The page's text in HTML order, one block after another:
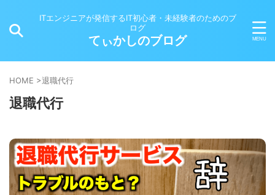
ITエンジニアが発信するIT初心者・未経験者のためのブ
ログ
てぃかしのブログ
HOME >退職代行
退職代行